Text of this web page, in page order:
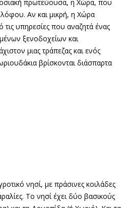
πρωτεύουσα, η Χώρα, που
Αν και μικρή, η Χώρα
τις υπηρεσίες που αναζητά ένας
ξενοδοχείων και
μιας τράπεζας και ενός
βρίσκονται διάσπαρτα
νησί, με πράσινες κοιλάδες
Το νησί έχει δύο βασικούς